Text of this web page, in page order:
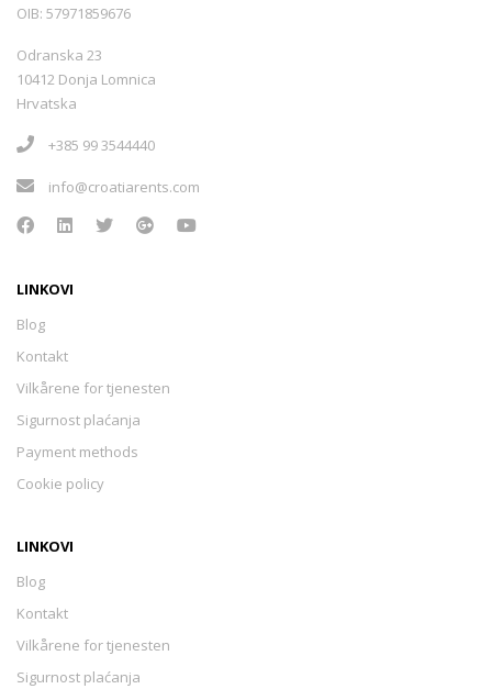
OIB: 57971859676
Odranska 23
10412 Donja Lomnica
Hrvatska
+385 99 3544440
info@croatiarents.com
LINKOVI
Blog
Kontakt
Vilkårene for tjenesten
Sigurnost plaćanja
Payment methods
Cookie policy
LINKOVI
Blog
Kontakt
Vilkårene for tjenesten
Sigurnost plaćanja